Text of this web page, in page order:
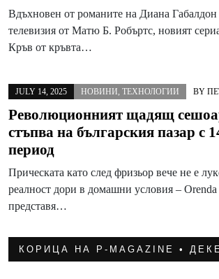
Вдъхновен от романите на Диана Габалдон
телевизия от Матю Б. Робъртс, новият
Кръв от кръвта…
JULY 14, 2025 НОВИНИ, ТЕХНОЛОГИИ BY
Революционният щадящ
стъпва на българския пазар с
период
Прическата като след фризьор вече не е
реалност дори в домашни условия –
представя…
КОРИЦА НА P-MAGAZINE •